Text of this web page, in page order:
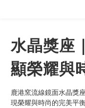
水晶獎座
顯榮耀與
鹿港窯流線鏡面水晶獎
現榮耀與時尚的完美平